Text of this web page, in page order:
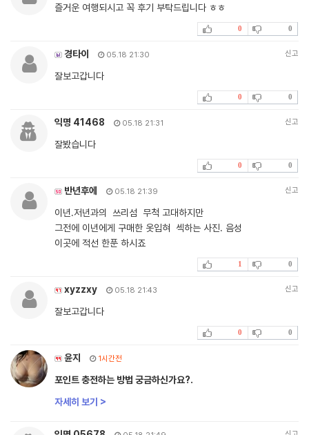
즐거운 여행되시고 꼭 후기 부탁드립니다 ㅎㅎ
0 0
경타이 05.18 21:30 신고
잘보고갑니다
0 0
익명 41468 05.18 21:31 신고
잘봤습니다
0 0
반년후에 05.18 21:39 신고
이년.저년과의 쓰리섬 무척 고대하지만
그전에 이년에게 구매한 옷입혀 섹하는 사진. 음성
이곳에 적선 한푼 하시죠
1 0
xyzzxy 05.18 21:43 신고
잘보고갑니다
0 0
윤지 1시간전
포인트 충전하는 방법 궁금하신가요?.
자세히 보기 >